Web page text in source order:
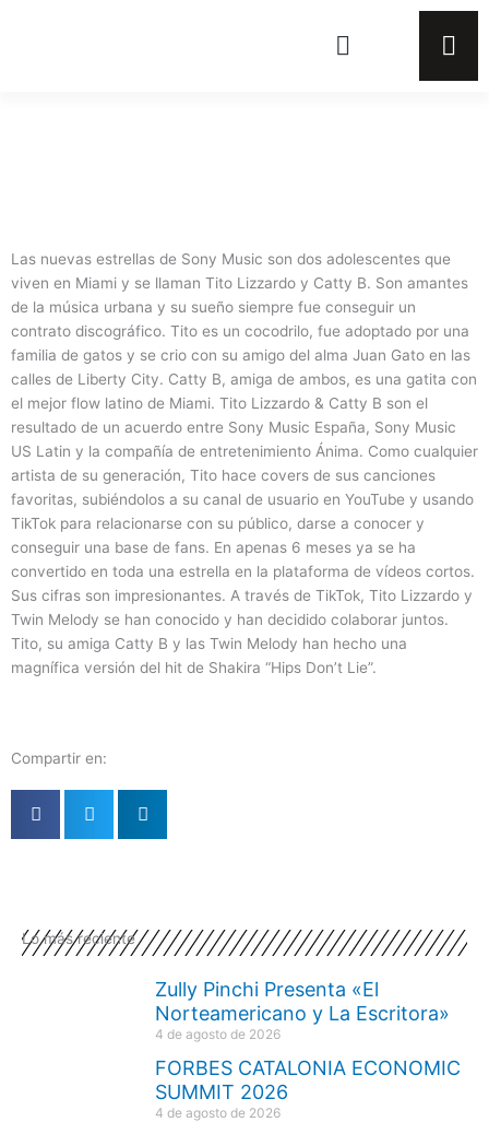
Las nuevas estrellas de Sony Music son dos adolescentes que
viven en Miami y se llaman Tito Lizzardo y Catty B. Son amantes
de la música urbana y su sueño siempre fue conseguir un
contrato discográfico. Tito es un cocodrilo, fue adoptado por una
familia de gatos y se crio con su amigo del alma Juan Gato en las
calles de Liberty City. Catty B, amiga de ambos, es una gatita con
el mejor flow latino de Miami. Tito Lizzardo & Catty B son el
resultado de un acuerdo entre Sony Music España, Sony Music
US Latin y la compañía de entretenimiento Ánima. Como cualquier
artista de su generación, Tito hace covers de sus canciones
favoritas, subiéndolos a su canal de usuario en YouTube y usando
TikTok para relacionarse con su público, darse a conocer y
conseguir una base de fans. En apenas 6 meses ya se ha
convertido en toda una estrella en la plataforma de vídeos cortos.
Sus cifras son impresionantes. A través de TikTok, Tito Lizzardo y
Twin Melody se han conocido y han decidido colaborar juntos.
Tito, su amiga Catty B y las Twin Melody han hecho una
magnífica versión del hit de Shakira “Hips Don’t Lie”.
Compartir en:
Lo más reciente
Zully Pinchi Presenta «El
Norteamericano y La Escritora»
4 de agosto de 2026
FORBES CATALONIA ECONOMIC
SUMMIT 2026
4 de agosto de 2026